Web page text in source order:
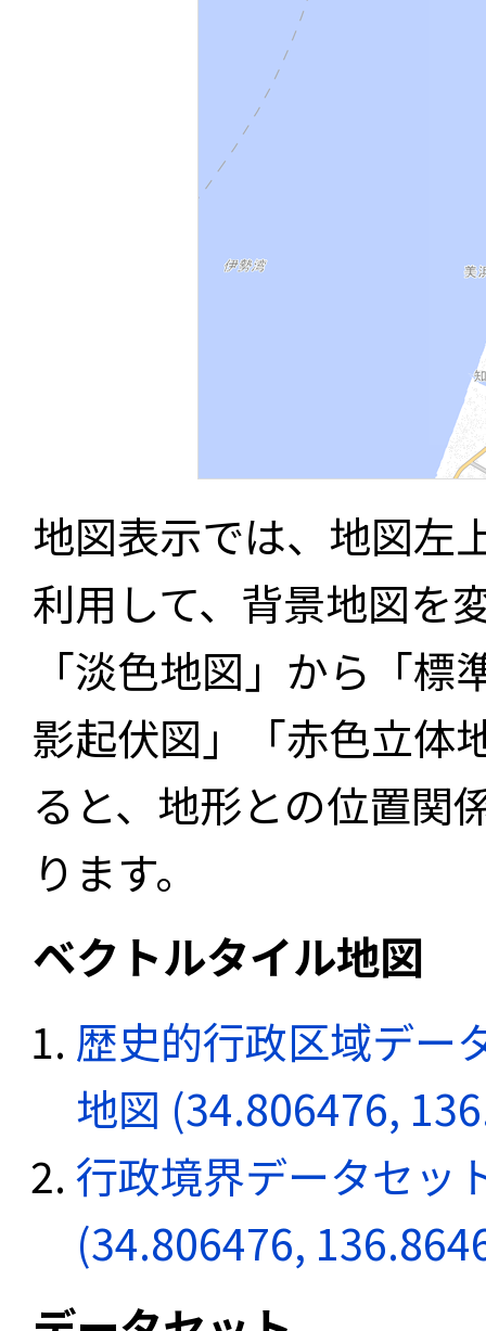
地図表示では、地図左
利用して、背景地図を
「淡色地図」から「
影起伏図」「赤色立体
ると、地形との位置関
ります。
ベクトルタイル地図
歴史的行政区域デー
地図 (34.806476,
行政境界データセッ
(34.806476,